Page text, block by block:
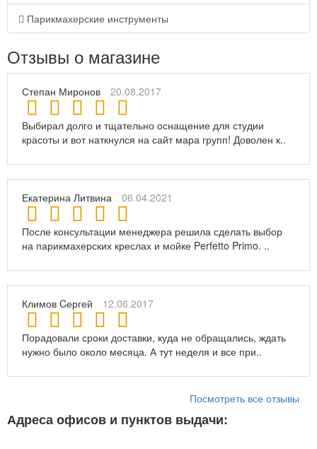
Парикмахерские инструменты
Отзывы о магазине
Степан Миронов 20.08.2017
Выбирал долго и тщательно оснащение для студии
красоты и вот наткнулся на сайт мара групп! Доволен к..
Екатерина Литвина 06.04.2021
После консультации менеджера решила сделать выбор
на парикмахерских креслах и мойке Perfetto Primo. ..
Климов Cергей 12.06.2017
Порадовали сроки доставки, куда не обращались, ждать
нужно было около месяца. А тут неделя и все при..
Посмотреть все отзывы
Адреса офисов и пунктов выдачи: